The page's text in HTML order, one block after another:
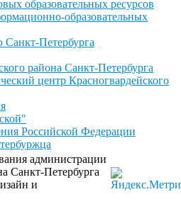
администрации
Санкт-Петербурга
и